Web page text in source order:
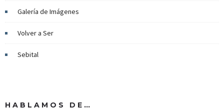
Galería de Imágenes
Volver a Ser
Sebital
HABLAMOS DE…